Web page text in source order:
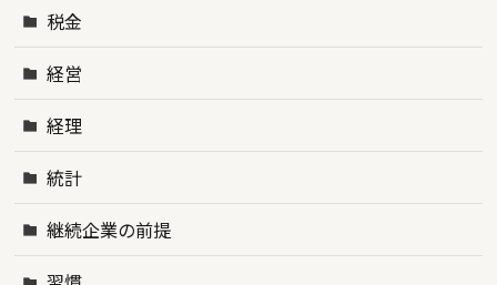
税金
経営
経理
統計
継続企業の前提